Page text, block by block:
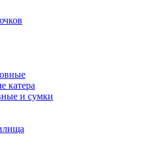
катера
и сумки